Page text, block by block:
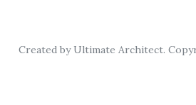
Created by Ultimate Architect.